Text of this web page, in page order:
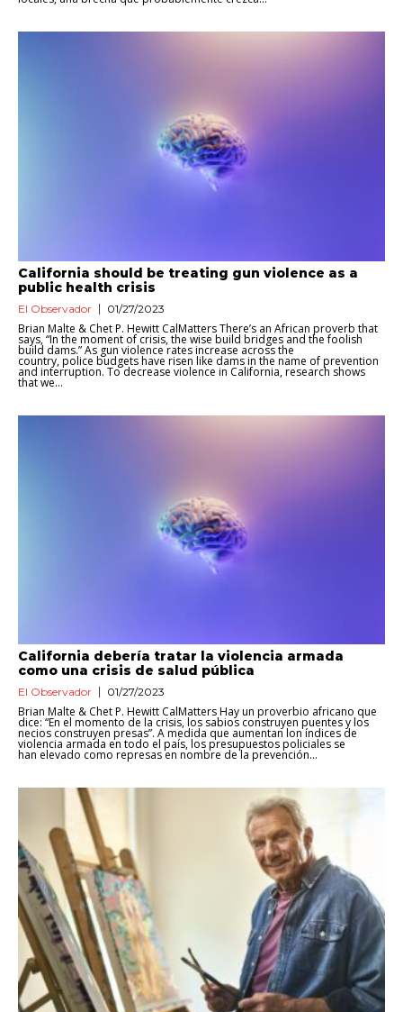
California should be treating gun violence as a
public health crisis
El Observador 01/27/2023
Brian Malte & Chet P. Hewitt CalMatters There’s an African proverb that
says, “In the moment of crisis, the wise build bridges and the foolish
build dams.” As gun violence rates increase across the
country, police budgets have risen like dams in the name of prevention
and interruption. To decrease violence in California, research shows
that we...
California debería tratar la violencia armada
como una crisis de salud pública
El Observador 01/27/2023
Brian Malte & Chet P. Hewitt CalMatters Hay un proverbio africano que
dice: “En el momento de la crisis, los sabios construyen puentes y los
necios construyen presas”. A medida que aumentan lon índices de
violencia armada en todo el país, los presupuestos policiales se
han elevado como represas en nombre de la prevención...